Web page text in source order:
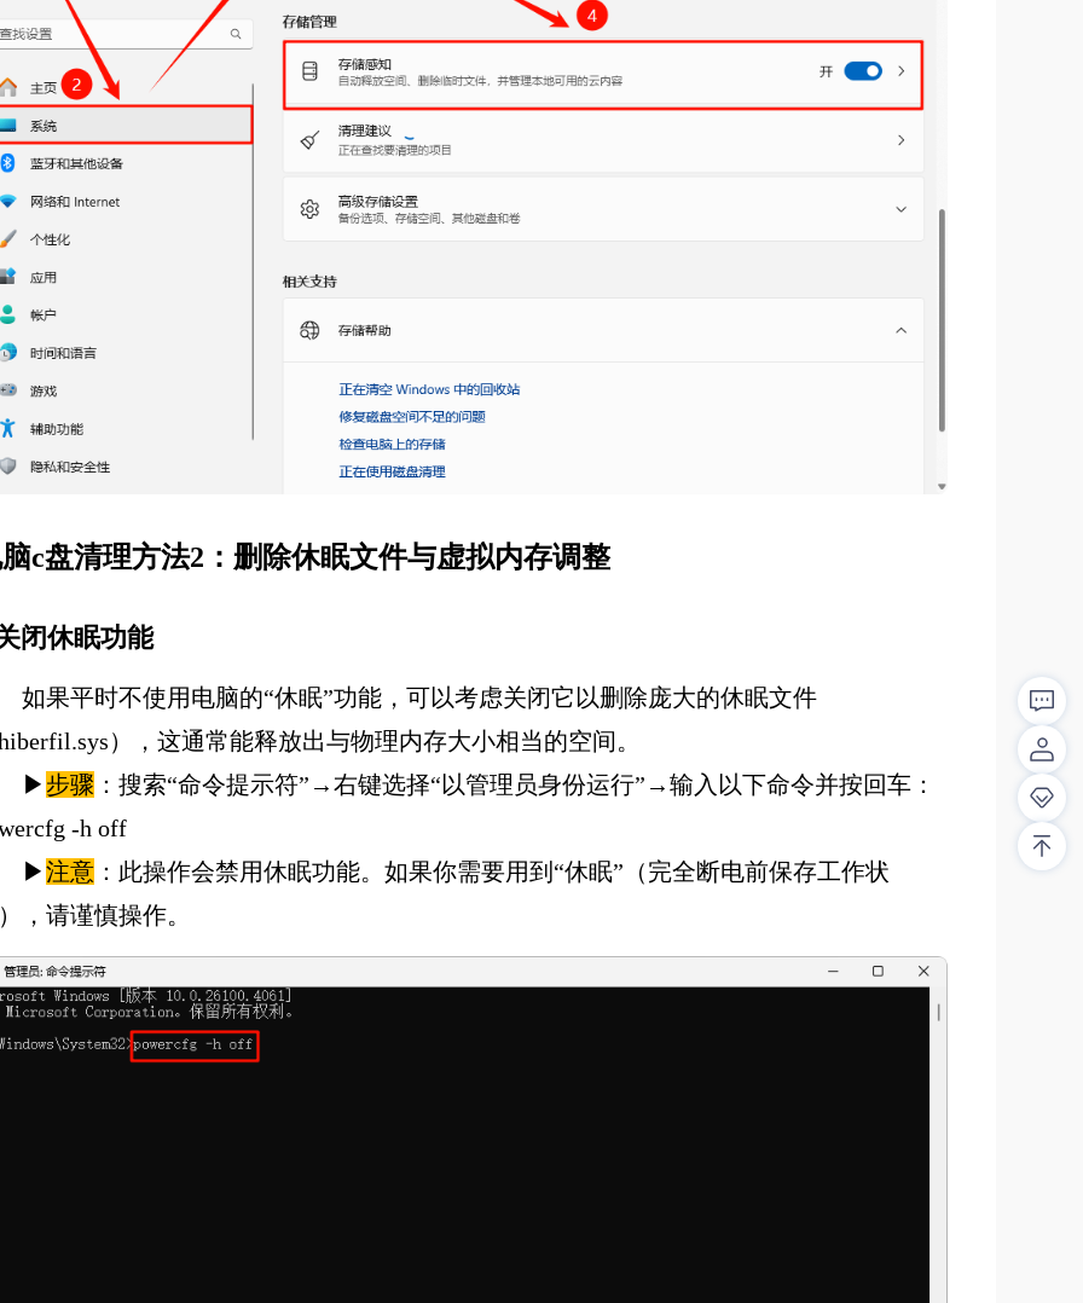
c盘清理方法2：删除休眠文件与虚拟内存调整‌
闭休眠功能
如果平时不使用电脑的“休眠”功能，可以考虑关闭它以删除庞大的休眠文件
），这通常能释放出与物理内存大小相当的空间。
▶ 步骤 ：搜索“命令提示符”→右键选择“以管理员身份运行”→输入以下命令并按回车：
-h off‌
▶注意 ：此操作会禁用休眠功能。如果你需要用到“休眠”（完全断电前保存工作状
，请谨慎操作。